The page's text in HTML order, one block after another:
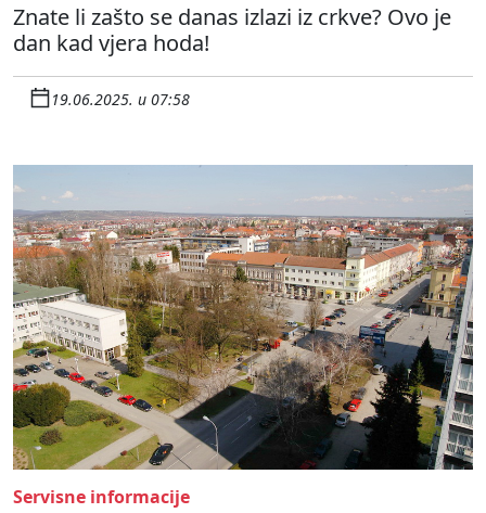
Znate li zašto se danas izlazi iz crkve? Ovo je
dan kad vjera hoda!
19.06.2025. u 07:58
Servisne informacije